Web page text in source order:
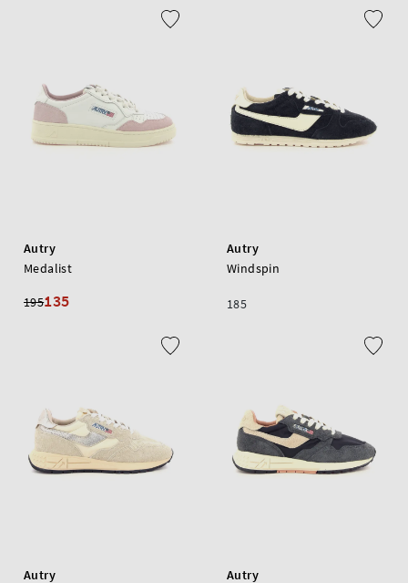
Autry
Medalist
195135
Autry
Windspin
185
Autry
Autry